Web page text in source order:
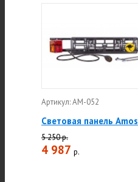
Артикул: АМ-052
Световая панель Amos
5 250 р.
4 987 р.